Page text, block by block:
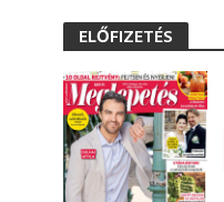
ELŐFIZETÉS